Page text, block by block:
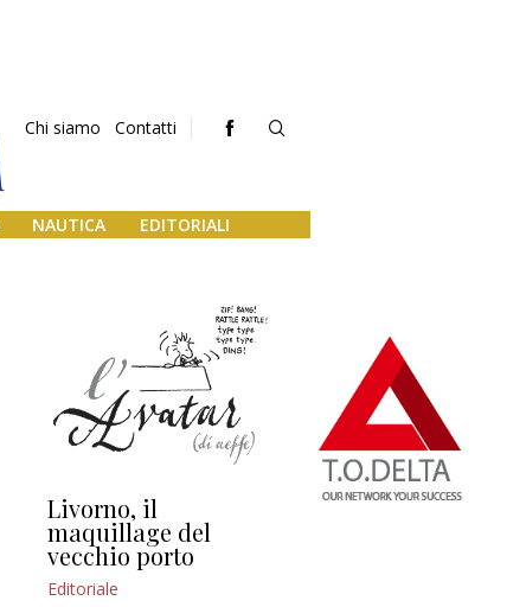
Chi siamo Contatti
NAUTICA EDITORIALI
Livorno, il
maquillage del
vecchio porto
Editoriale
L’uscita di scena di